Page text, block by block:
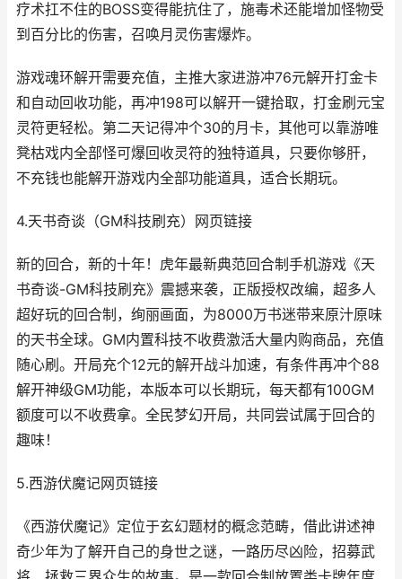
疗术扛不住的BOSS变得能抗住了，施毒术还能增加怪物受
到百分比的伤害，召唤月灵伤害爆炸。
游戏魂环解开需要充值，主推大家进游冲76元解开打金卡
和自动回收功能，再冲198可以解开一键拾取，打金刷元宝
灵符更轻松。第二天记得冲个30的月卡，其他可以靠游唯
凳枯戏内全部怪可爆回收灵符的独特道具，只要你够肝，
不充钱也能解开游戏内全部功能道具，适合长期玩。
4.天书奇谈（GM科技刷充）网页链接
新的回合，新的十年！虎年最新典范回合制手机游戏《天
书奇谈-GM科技刷充》震撼来袭，正版授权改编，超多人
超好玩的回合制，绚丽画面，为8000万书迷带来原汁原味
的天书全球。GM内置科技不收费激活大量内购商品，充值
随心刷。开局充个12元的解开战斗加速，有条件再冲个88
解开神级GM功能，本版本可以长期玩，每天都有100GM
额度可以不收费拿。全民梦幻开局，共同尝试属于回合的
趣味！
5.西游伏魔记网页链接
《西游伏魔记》定位于玄幻题材的概念范畴，借此讲述神
奇少年为了解开自己的身世之谜，一路历尽凶险，招募武